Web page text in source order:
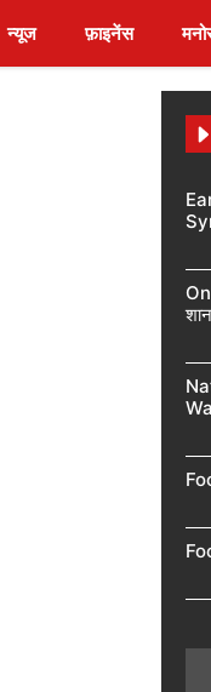
न्यूज फ़ाइनेंस